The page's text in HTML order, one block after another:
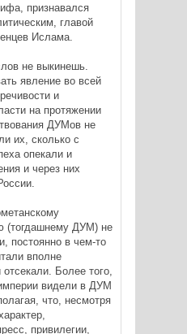
признавался
главой
Ислама.
не выкинешь.
явление во всей
и
на протяжении
ДУМов не
их, сколько с
опекали и
и через них
(тогдашнему ДУМ) не
постоянно в чем-то
вполне
Более того,
видели в ДУМ
что, несмотря
привилегии,